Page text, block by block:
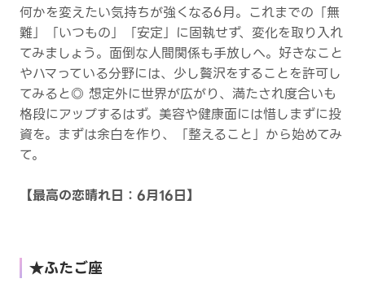
何かを変えたい気持ちが強くなる6月。これまでの「無
難」「いつもの」「安定」に固執せず、変化を取り入れ
てみましょう。面倒な人間関係も手放しへ。好きなこと
やハマっている分野には、少し贅沢をすることを許可し
てみると◎ 想定外に世界が広がり、満たされ度合いも
格段にアップするはず。美容や健康面には惜しまずに投
資を。まずは余白を作り、「整えること」から始めてみ
て。
【最高の恋晴れ日：6月16日】
★ふたご座